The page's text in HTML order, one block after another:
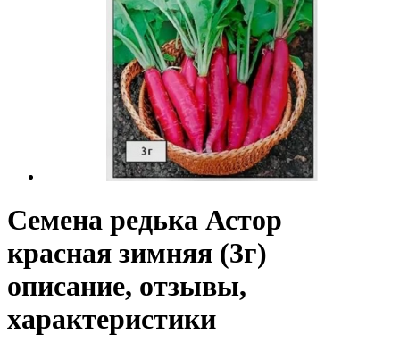
Семена редька Астор
красная зимняя (3г)
описание, отзывы,
характеристики